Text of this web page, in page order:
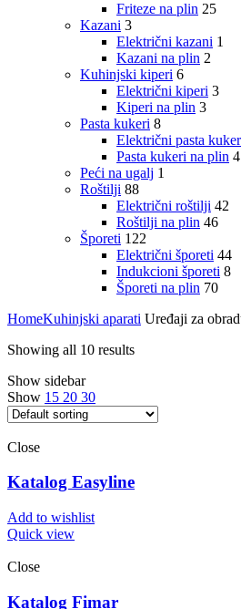
Friteze na plin 25
Kazani 3
Električni kazani 1
Kazani na plin 2
Kuhinjski kiperi 6
Električni kiperi 3
Kiperi na plin 3
Pasta kukeri 8
Električni pasta
Pasta kukeri na plin 4
Peći na ugalj 1
Roštilji 88
Električni roštilji 42
Roštilji na plin 46
Šporeti 122
Električni šporeti 44
Indukcioni šporeti 8
Šporeti na plin 70
HomeKuhinjski aparati Uređaji za
Showing all 10 results
Show sidebar
Show 15 20 30
Close
Katalog Easyline
Add to wishlist
Quick view
Close
Katalog Fimar